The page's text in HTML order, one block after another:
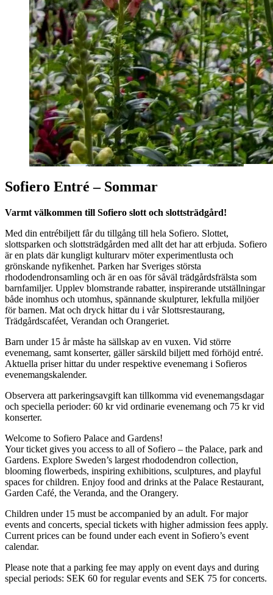
Sofiero Entré – Sommar
Varmt välkommen till Sofiero slott och slottsträdgård!
Med din entrébiljett får du tillgång till hela Sofiero. Slottet,
slottsparken och slottsträdgården med allt det har att erbjuda. Sofiero
är en plats där kungligt kulturarv möter experimentlusta och
grönskande nyfikenhet. Parken har Sveriges största
rhododendronsamling och är en oas för såväl trädgårdsfrälsta som
barnfamiljer. Upplev blomstrande rabatter, inspirerande utställningar
både inomhus och utomhus, spännande skulpturer, lekfulla miljöer
för barnen. Mat och dryck hittar du i vår Slottsrestaurang,
Trädgårdscaféet, Verandan och Orangeriet.
Barn under 15 år måste ha sällskap av en vuxen. Vid större
evenemang, samt konserter, gäller särskild biljett med förhöjd entré.
Aktuella priser hittar du under respektive evenemang i Sofieros
evenemangskalender.
Observera att parkeringsavgift kan tillkomma vid evenemangsdagar
och speciella perioder: 60 kr vid ordinarie evenemang och 75 kr vid
konserter.
Welcome to Sofiero Palace and Gardens!
Your ticket gives you access to all of Sofiero – the Palace, park and
Gardens. Explore Sweden’s largest rhododendron collection,
blooming flowerbeds, inspiring exhibitions, sculptures, and playful
spaces for children. Enjoy food and drinks at the Palace Restaurant,
Garden Café, the Veranda, and the Orangery.
Children under 15 must be accompanied by an adult. For major
events and concerts, special tickets with higher admission fees apply.
Current prices can be found under each event in Sofiero’s event
calendar.
Please note that a parking fee may apply on event days and during
special periods: SEK 60 for regular events and SEK 75 for concerts.